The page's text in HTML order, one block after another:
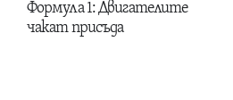
Формула 1: Двигателите
чакат присъда